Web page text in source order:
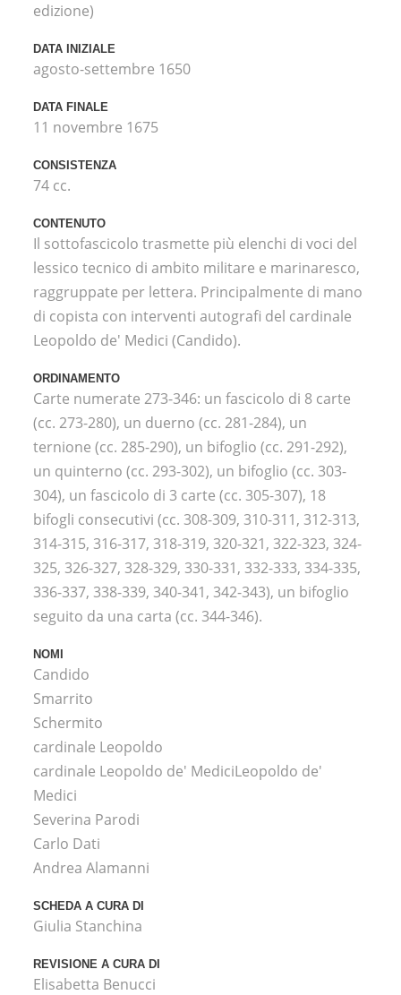
edizione)
DATA INIZIALE
agosto-settembre 1650
DATA FINALE
11 novembre 1675
CONSISTENZA
74 cc.
CONTENUTO
Il sottofascicolo trasmette più elenchi di voci del
lessico tecnico di ambito militare e marinaresco,
raggruppate per lettera. Principalmente di mano
di copista con interventi autografi del cardinale
Leopoldo de' Medici (Candido).
ORDINAMENTO
Carte numerate 273-346: un fascicolo di 8 carte
(cc. 273-280), un duerno (cc. 281-284), un
ternione (cc. 285-290), un bifoglio (cc. 291-292),
un quinterno (cc. 293-302), un bifoglio (cc. 303-
304), un fascicolo di 3 carte (cc. 305-307), 18
bifogli consecutivi (cc. 308-309, 310-311, 312-313,
314-315, 316-317, 318-319, 320-321, 322-323, 324-
325, 326-327, 328-329, 330-331, 332-333, 334-335,
336-337, 338-339, 340-341, 342-343), un bifoglio
seguito da una carta (cc. 344-346).
NOMI
Candido
Smarrito
Schermito
cardinale Leopoldo
cardinale Leopoldo de' MediciLeopoldo de'
Medici
Severina Parodi
Carlo Dati
Andrea Alamanni
SCHEDA A CURA DI
Giulia Stanchina
REVISIONE A CURA DI
Elisabetta Benucci